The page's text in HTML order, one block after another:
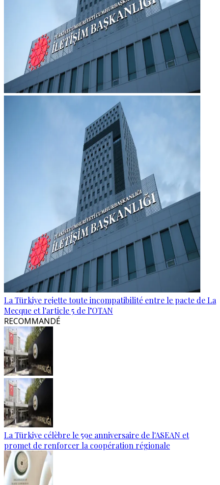
La Türkiye rejette toute incompatibilité entre le pacte de La
Mecque et l'article 5 de l’OTAN
RECOMMANDÉ
La Türkiye célèbre le 59e anniversaire de l'ASEAN et
promet de renforcer la coopération régionale